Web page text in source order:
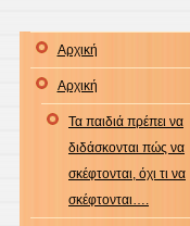
Αρχική
Αρχική
Τα παιδιά πρέπει να
διδάσκονται πώς να
σκέφτονται, όχι τι να
σκέφτονται….